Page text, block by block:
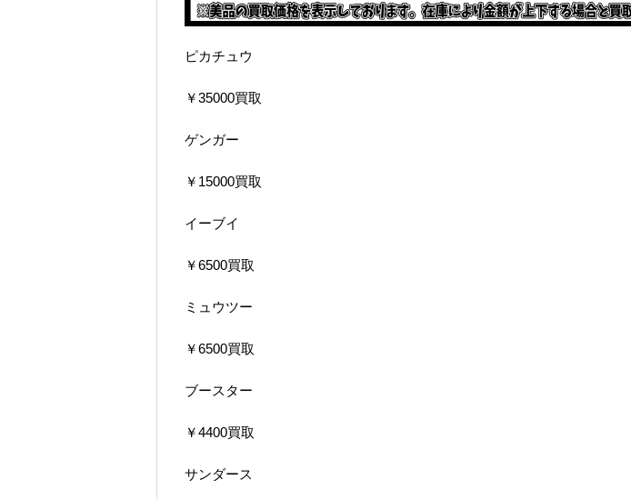
ピカチュウ
￥35000買取
ゲンガー
￥15000買取
イーブイ
￥6500買取
ミュウツー
￥6500買取
ブースター
￥4400買取
サンダース